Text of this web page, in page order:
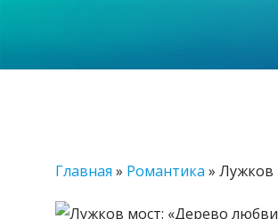
Главная » Романтика » Лужков